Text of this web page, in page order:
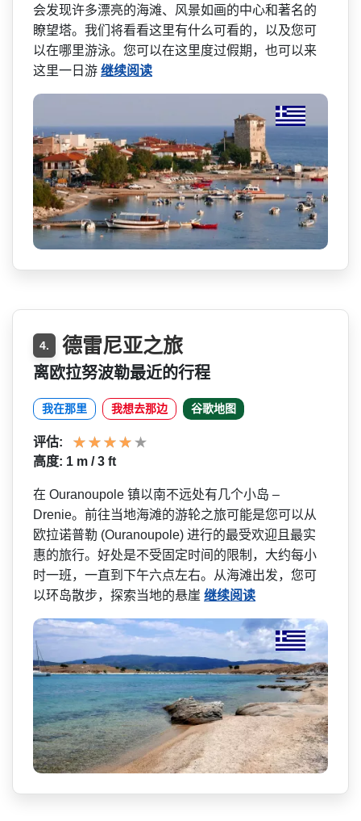
会发­现许多漂亮的海滩、风景如画的中心和著名的
瞭望塔。­我们将看看这里有什么可看的，以及您可
以在哪里游泳­。您可以在这里度过假期，也可以来
这里一日游 继续阅读
4. 德雷尼亚之旅
离欧拉努波勒最近的行程
我在那里 我想去那边 谷歌地图
评估:
高度: 1 m / 3 ft
在 Ouranoupole 镇以南不远处有几个小岛 –
Drenie。前往当地海滩的游轮之­旅可能是您可以从
欧拉诺普勒 (Ouranoupole) 进行的最受欢迎且最实
惠的旅­行。好处是不受固定时间的限制，大约每小
时一班，一­直到下午六点左右。从海滩出发，您可
以环岛散步，探­索当地的悬崖 继续阅读